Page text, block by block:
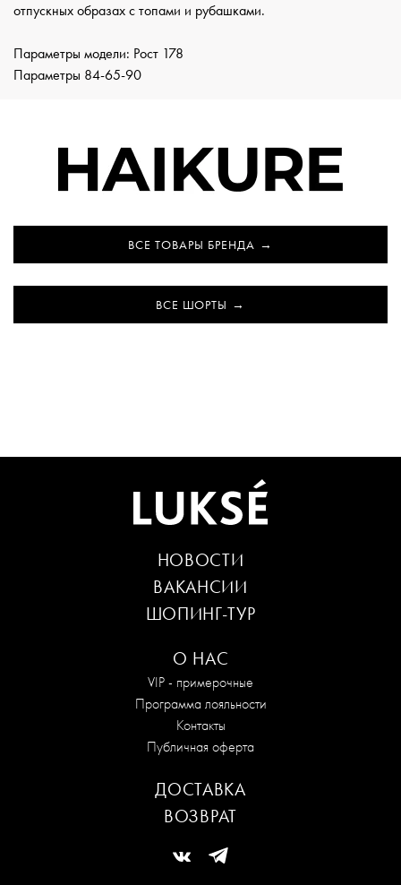
отпускных образах с топами и рубашками.
Параметры модели: Рост 178
Параметры 84-65-90
ВСЕ ТОВАРЫ БРЕНДА
ВСЕ ШОРТЫ
О НАС
VIP - примерочные
Программа лояльности
Контакты
Публичная оферта
НОВОСТИ
ВАКАНСИИ
ШОПИНГ-ТУР
ДОСТАВКА
ВОЗВРАТ